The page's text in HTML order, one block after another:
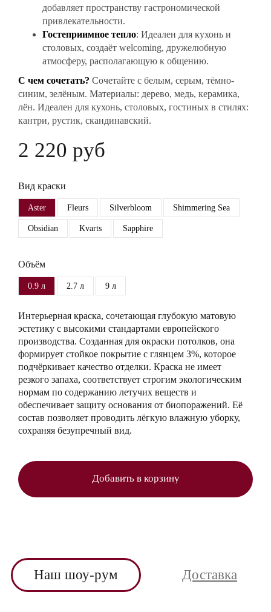
добавляет пространству гастрономической
привлекательности.
Гостеприимное тепло: Идеален для кухонь и
столовых, создаёт welcoming, дружелюбную
атмосферу, располагающую к общению.
С чем сочетать? Сочетайте с белым, серым, тёмно-
синим, зелёным. Материалы: дерево, медь, керамика,
лён. Идеален для кухонь, столовых, гостиных в стилях:
кантри, рустик, скандинавский.
2 220 руб
Вид краски
Aster Fleurs Silverbloom Shimmering Sea
Obsidian Kvarts Sapphire
Объём
0.9 л 2.7 л 9 л
Интерьерная краска, сочетающая глубокую матовую
эстетику с высокими стандартами европейского
производства. Созданная для окраски потолков, она
формирует стойкое покрытие с глянцем 3%, которое
подчёркивает качество отделки. Краска не имеет
резкого запаха, соответствует строгим экологическим
нормам по содержанию летучих веществ и
обеспечивает защиту основания от биопоражений. Её
состав позволяет проводить лёгкую влажную уборку,
сохраняя безупречный вид.
Добавить в корзину
Наш шоу-рум Доставка